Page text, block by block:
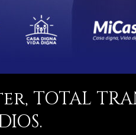
TOTAL